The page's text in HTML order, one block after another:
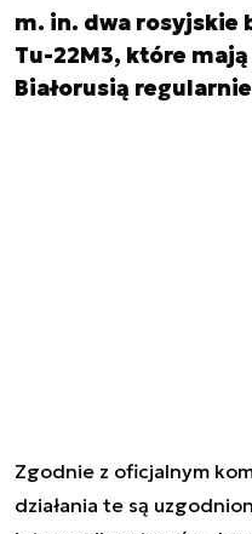
m. in. dwa rosyjskie
Tu-22M3, które
Białorusią
Zgodnie z oficjalnym
działania te są